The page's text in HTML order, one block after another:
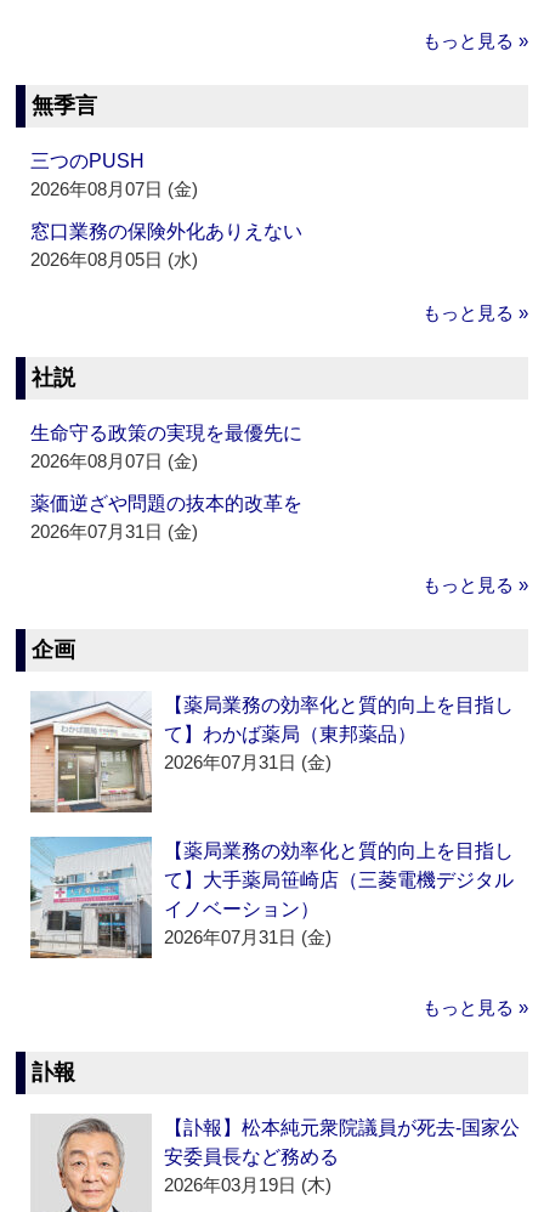
もっと見る »
無季言
三つのPUSH
2026年08月07日 (金)
窓口業務の保険外化ありえない
2026年08月05日 (水)
もっと見る »
社説
生命守る政策の実現を最優先に
2026年08月07日 (金)
薬価逆ざや問題の抜本的改革を
2026年07月31日 (金)
もっと見る »
企画
【薬局業務の効率化と質的向上を目指し
て】わかば薬局（東邦薬品）
2026年07月31日 (金)
【薬局業務の効率化と質的向上を目指し
て】大手薬局笹崎店（三菱電機デジタル
イノベーション）
2026年07月31日 (金)
もっと見る »
訃報
【訃報】松本純元衆院議員が死去‐国家公
安委員長など務める
2026年03月19日 (木)